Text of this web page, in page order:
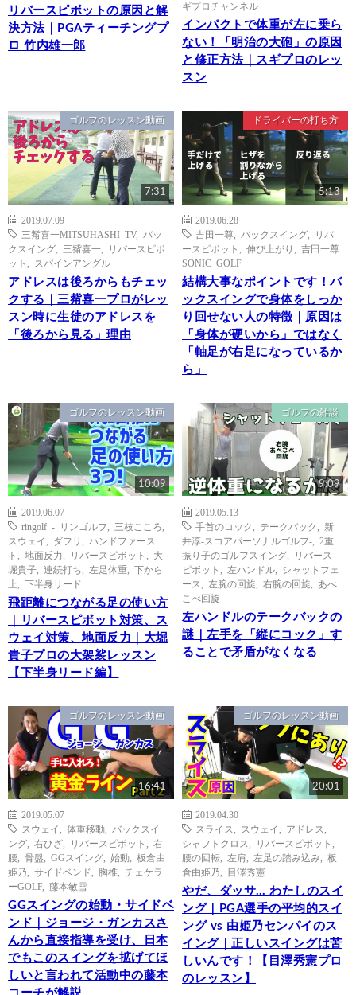
リバースピボットの原因と解
決方法｜PGAティーチングプ
ロ 竹内雄一郎
ギプロチャンネル
インパクトで体重が左に乗ら
ない！「明治の大砲」の原因
と修正方法｜スギプロのレッ
スン
ゴルフのレッスン動画
7:31
2019.07.09
三觜喜一MITSUHASHI TV, バッ
クスイング
三觜喜一
リバースピボ
ット
スパインアングル
アドレスは後ろからもチェッ
クする｜三觜喜一プロがレッ
スン時に生徒のアドレスを
「後ろから見る」理由
ドライバーの打ち方
5:13
2019.06.28
吉田一尊
バックスイング
リバ
ースピボット
伸び上がり
吉田一尊
SONIC GOLF
結構大事なポイントです！バ
ックスイングで身体をしっか
り回せない人の特徴｜原因は
「身体が硬いから」ではなく
「軸足が右足になっているか
ら」
ゴルフのレッスン動画
10:09
2019.06.07
ringolf - リンゴルフ
三枝こころ
スウェイ
ダフリ
ハンドファース
ト
地面反力 リバースピボット
大
堀貴子
連続打ち 左足体重
下から
上
下半身リード
飛距離につながる足の使い方
｜リバースピボット対策、ス
ウェイ対策、地面反力｜大堀
貴子プロの大袈裟レッスン
【下半身リード編】
ゴルフの雑談
9:09
2019.05.13
手首のコック
テークバック
新
井淳-スコアパーソナルゴルフ-
2重
振り子のゴルフスイング
リバース
ピボット
左ハンドル
シャットフェ
ース
左腕の回旋 右腕の回旋
あべ
こべ回旋
左ハンドルのテークバックの
謎｜左手を「縦にコック」す
ることで矛盾がなくなる
ゴルフのレッスン動画
16:41
2019.05.07
スウェイ
体重移動
バックスイ
ング
右ひざ リバースピボット
右
腰
骨盤 GGスイング 始動
板倉由
姫乃
サイドベンド 胸椎
チェケラ
ーGOLF, 藤本敏雪
GGスイングの始動・サイドベ
ンド｜ジョージ・ガンカスさ
んから直接指導を受け、日本
でもこのスイングを拡げてほ
しいと言われて活動中の藤本
ゴルフのレッスン動画
20:01
2019.04.30
スライス
スウェイ アドレス
シャフトクロス
リバースピボット
腰の回転
左肩 左足の踏み込み
板
倉由姫乃
目澤秀憲
やだ、ダッサ… わたしのスイ
ング｜PGA選手の平均的スイ
ング vs 由姫乃センパイのス
イング｜正しいスイングは苦
しいんです！【目澤秀憲プロ
のレッスン】